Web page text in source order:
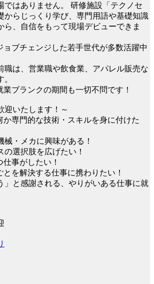
はありません。 研修施設「テクノセ
からじっくり学び、専門用語や基礎知識
ら、自信をもって現場デビューできま
ョブチェンジした若手世代が多数活躍中
は、営業職や飲食業、アパレル販売な
ブランクの期間も一切不問です！
迎いたします！～
専門的な技術・スキルを身に付けた
・メカに興味がある！
選択肢を広げたい！
事がしたい！
を解決する仕事に携わりたい！
と感謝される、やりがいある仕事に就